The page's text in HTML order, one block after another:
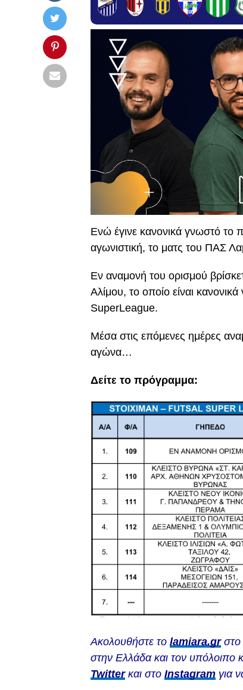
Ενώ έγινε κανονικά γνωστό
αγωνιστική, το ματς του ΠΑΣ
Εν αναμονή του ορισμού
Αλίμου, το οποίο είναι
SuperLeague.
Μέσα στις επόμενες ημέρες
αγώνα…
Δείτε το πρόγραμμα:
Ακολουθήστε το lamiara.grστο
στην Ελλάδα και τον
Twitterκαι στο Instagram για